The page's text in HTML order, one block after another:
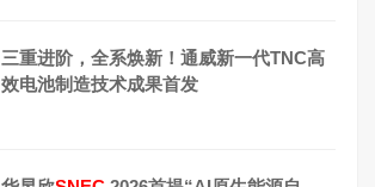
三重进阶，全系焕新！通威新一代TNC高
效电池制造技术成果首发